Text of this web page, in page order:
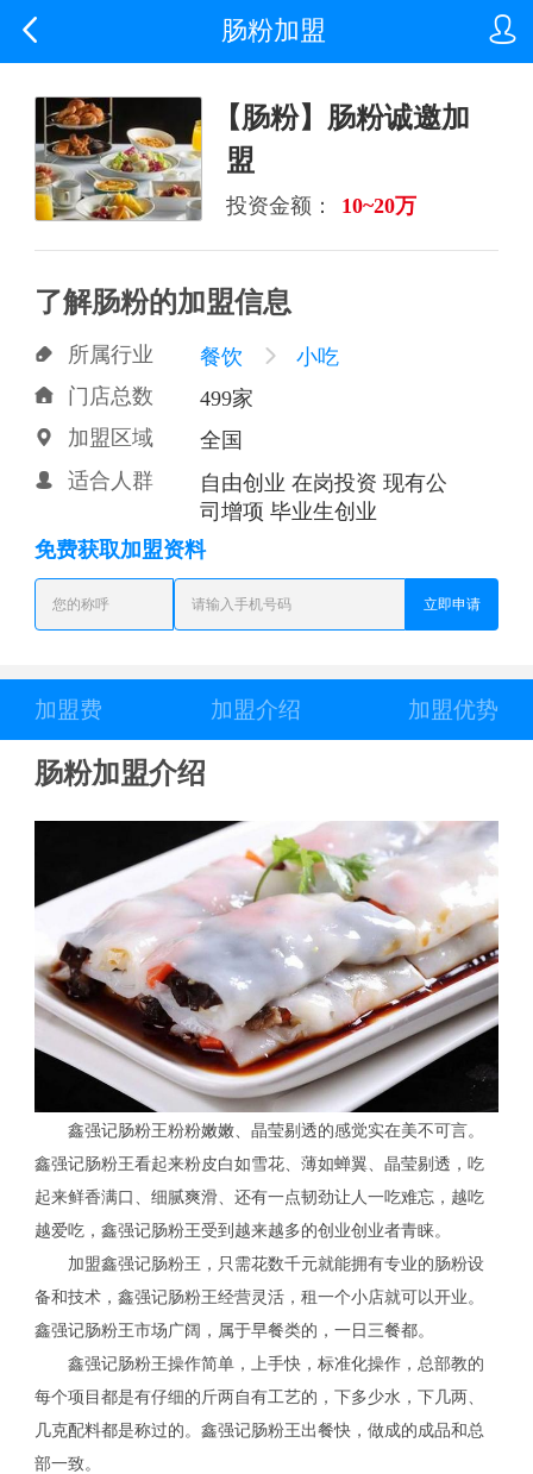

 肠粉加盟
【肠粉】肠粉诚邀加
盟
投资金额： 10~20万
了解肠粉的加盟信息
 所属行业 餐饮  小吃
 门店总数 499家
 加盟区域 全国
 适合人群
自由创业 在岗投资 现有公
司增项 毕业生创业
免费获取加盟资料
立即申请
加盟费 加盟介绍 加盟优势
肠粉加盟介绍
鑫强记肠粉王粉粉嫩嫩、晶莹剔透的感觉实在美不可言。
鑫强记肠粉王看起来粉皮白如雪花、薄如蝉翼、晶莹剔透，吃
起来鲜香满口、细腻爽滑、还有一点韧劲让人一吃难忘，越吃
越爱吃，鑫强记肠粉王受到越来越多的创业创业者青睐。
加盟鑫强记肠粉王，只需花数千元就能拥有专业的肠粉设
备和技术，鑫强记肠粉王经营灵活，租一个小店就可以开业。
鑫强记肠粉王市场广阔，属于早餐类的，一日三餐都。
鑫强记肠粉王操作简单，上手快，标准化操作，总部教的
每个项目都是有仔细的斤两自有工艺的，下多少水，下几两、
几克配料都是称过的。鑫强记肠粉王出餐快，做成的成品和总
部一致。